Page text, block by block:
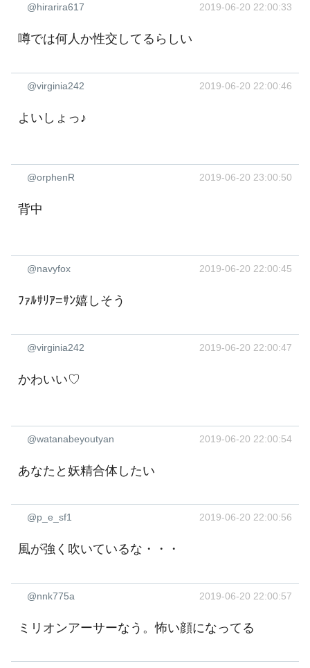
@hirarira617 2019-06-20 22:00:33
噂では何人か性交してるらしい
@virginia242 2019-06-20 22:00:46
よいしょっ♪
@orphenR 2019-06-20 23:00:50
背中 ‍
@navyfox 2019-06-20 22:00:45
ﾌｧﾙｻﾘｱ=ｻﾝ嬉しそう
@virginia242 2019-06-20 22:00:47
かわいい♡
@watanabeyoutyan 2019-06-20 22:00:54
あなたと妖精合体したい
@p_e_sf1 2019-06-20 22:00:56
風が強く吹いているな・・・
@nnk775a 2019-06-20 22:00:57
ミリオンアーサーなう。怖い顔になってる